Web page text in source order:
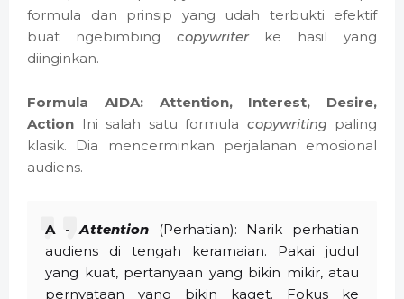
formula dan prinsip yang udah terbukti efektif
buat ngebimbing copywriterke hasil yang
diinginkan.
Formula AIDA: Attention, Interest, Desire,
Action Ini salah satu formula copywriting paling
klasik. Dia mencerminkan perjalanan emosional
audiens.
A -Attention (Perhatian): Narik perhatian
audiens di tengah keramaian. Pakai judul
yang kuat, pertanyaan yang bikin mikir, atau
pernyataan yang bikin kaget. Fokus ke